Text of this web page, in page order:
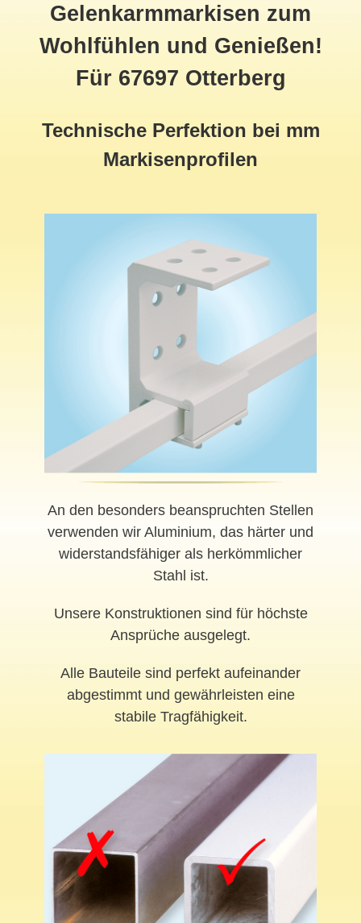
Gelenkarmmarkisen zum
Wohlfühlen und Genießen!
Für 67697 Otterberg
Technische Perfektion bei mm
Markisenprofilen
An den besonders beanspruchten Stellen
verwenden wir Aluminium, das härter und
widerstandsfähiger als herkömmlicher
Stahl ist.
Unsere Konstruktionen sind für höchste
Ansprüche ausgelegt.
Alle Bauteile sind perfekt aufeinander
abgestimmt und gewährleisten eine
stabile Tragfähigkeit.